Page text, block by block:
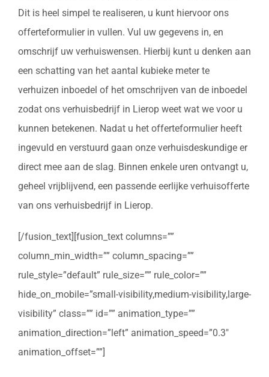
Dit is heel simpel te realiseren, u kunt hiervoor ons
offerteformulier in vullen. Vul uw gegevens in, en
omschrijf uw verhuiswensen. Hierbij kunt u denken aan
een schatting van het aantal kubieke meter te
verhuizen inboedel of het omschrijven van de inboedel
zodat ons verhuisbedrijf in Lierop weet wat we voor u
kunnen betekenen. Nadat u het offerteformulier heeft
ingevuld en verstuurd gaan onze verhuisdeskundige er
direct mee aan de slag. Binnen enkele uren ontvangt u,
geheel vrijblijvend, een passende eerlijke verhuisofferte
van ons verhuisbedrijf in Lierop.
[/fusion_text][fusion_text columns=””
column_min_width=”” column_spacing=””
rule_style=”default” rule_size=”” rule_color=””
hide_on_mobile=”small-visibility,medium-visibility,large-
visibility” class=”” id=”” animation_type=””
animation_direction=”left” animation_speed=”0.3″
animation_offset=””]